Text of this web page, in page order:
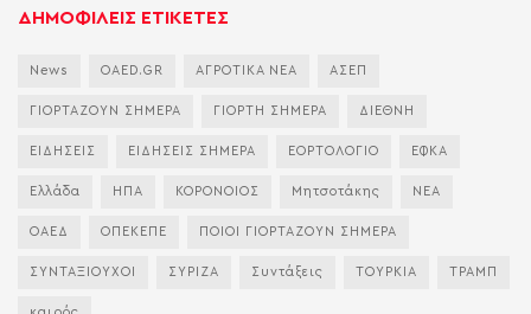
ΔΗΜΟΦΙΛΕΙΣ ΕΤΙΚΕΤΕΣ
News OAED.GR ΑΓΡΟΤΙΚΑ ΝΕΑ ΑΣΕΠ
ΓΙΟΡΤΑΖΟΥΝ ΣΗΜΕΡΑ ΓΙΟΡΤΗ ΣΗΜΕΡΑ ΔΙΕΘΝΗ
ΕΙΔΗΣΕΙΣ ΕΙΔΗΣΕΙΣ ΣΗΜΕΡΑ ΕΟΡΤΟΛΟΓΙΟ ΕΦΚΑ
Ελλάδα ΗΠΑ ΚΟΡΟΝΟΙΟΣ Μητσοτάκης ΝΕΑ
ΟΑΕΔ ΟΠΕΚΕΠΕ ΠΟΙΟΙ ΓΙΟΡΤΑΖΟΥΝ ΣΗΜΕΡΑ
ΣΥΝΤΑΞΙΟΥΧΟΙ ΣΥΡΙΖΑ Συντάξεις ΤΟΥΡΚΙΑ ΤΡΑΜΠ